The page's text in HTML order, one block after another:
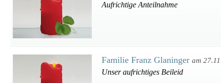
Aufrichtige Anteilnahme
Familie Franz Glaninger am
Unser aufrichtiges Beileid